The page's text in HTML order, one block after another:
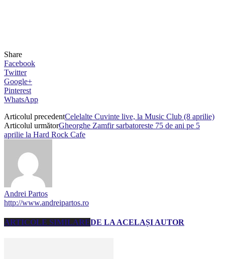
Share
Facebook
Twitter
Google+
Pinterest
WhatsApp
Articolul precedentCelelalte Cuvinte live, la Music Club (8 aprilie)
Articolul următorGheorghe Zamfir sarbatoreste 75 de ani pe 5
aprilie la Hard Rock Cafe
Andrei Partos
http://www.andreipartos.ro
ARTICOLE SIMILAREDE LA ACELAȘI AUTOR